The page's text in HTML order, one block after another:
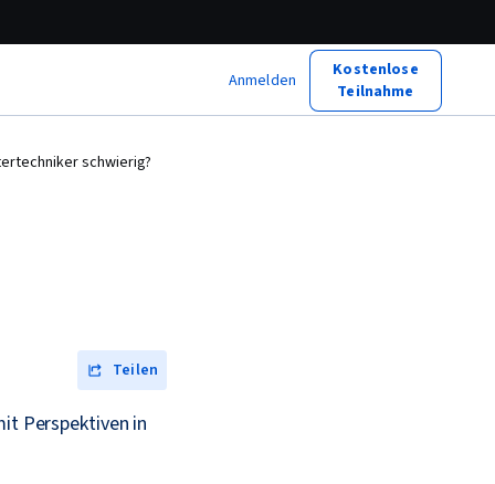
Anmelden
Kostenlose
Teilnahme
schwierig?
Teilen
Perspektiven in